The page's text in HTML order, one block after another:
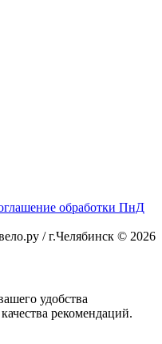
обработки ПнД
/ г.Челябинск © 2026
удобства
рекомендаций.